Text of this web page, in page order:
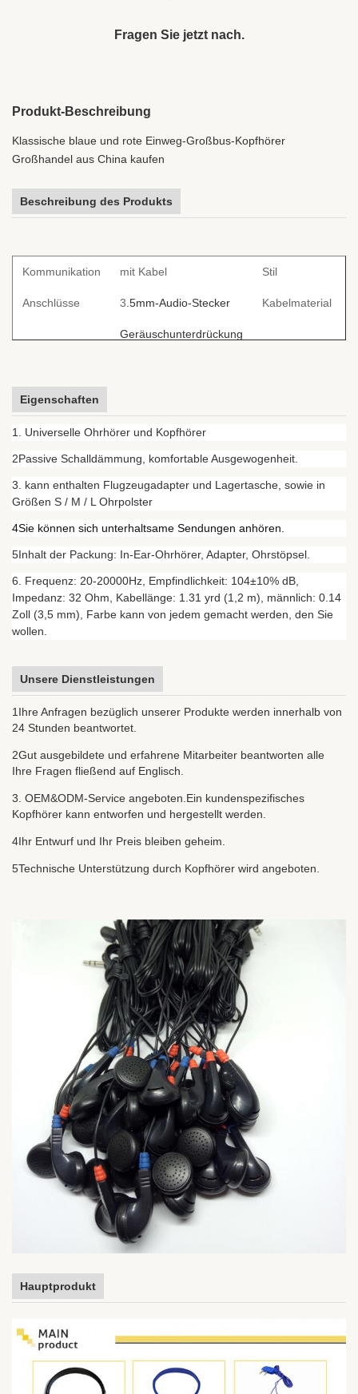
Fragen Sie jetzt nach.
Produkt-Beschreibung
Klassische blaue und rote Einweg-Großbus-Kopfhörer
Großhandel aus China kaufen
Beschreibung des Produkts
Kommunikation mit Kabel Stil
Anschlüsse 3 .5mm-Audio-Stecker Kabelmaterial
Geräuschunterdrückung
Kabellänge
ODM Erhältlich
Eigenschaften
1. Universelle Ohrhörer und Kopfhörer
2Passive Schalldämmung, komfortable Ausgewogenheit.
3. kann enthalten Flugzeugadapter und Lagertasche, sowie in
Größen S / M / L Ohrpolster
4Sie können sich unterhaltsame Sendungen anhören.
5Inhalt der Packung: In-Ear-Ohrhörer, Adapter, Ohrstöpsel.
6. Frequenz: 20-20000Hz, Empfindlichkeit: 104±10% dB,
Impedanz: 32 Ohm, Kabellänge: 1.31 yrd (1,2 m), männlich: 0.14
Zoll (3,5 mm), Farbe kann von jedem gemacht werden, den Sie
wollen.
Unsere Dienstleistungen
1Ihre Anfragen bezüglich unserer Produkte werden innerhalb von
24 Stunden beantwortet.
2Gut ausgebildete und erfahrene Mitarbeiter beantworten alle
Ihre Fragen fließend auf Englisch.
3. OEM&ODM-Service angeboten.Ein kundenspezifisches
Kopfhörer kann entworfen und hergestellt werden.
4Ihr Entwurf und Ihr Preis bleiben geheim.
5Technische Unterstützung durch Kopfhörer wird angeboten.
Hauptprodukt